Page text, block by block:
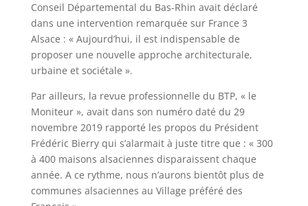
Conseil Départemental du Bas-Rhin avait déclaré
dans une intervention remarquée sur France 3
Alsace : « Aujourd’hui, il est indispensable de
proposer une nouvelle approche architecturale,
urbaine et sociétale ».
Par ailleurs, la revue professionnelle du BTP, « le
Moniteur », avait dans son numéro daté du 29
novembre 2019 rapporté les propos du Président
Frédéric Bierry qui s’alarmait à juste titre que : « 300
à 400 maisons alsaciennes disparaissent chaque
année. A ce rythme, nous n’aurons bientôt plus de
communes alsaciennes au Village préféré des